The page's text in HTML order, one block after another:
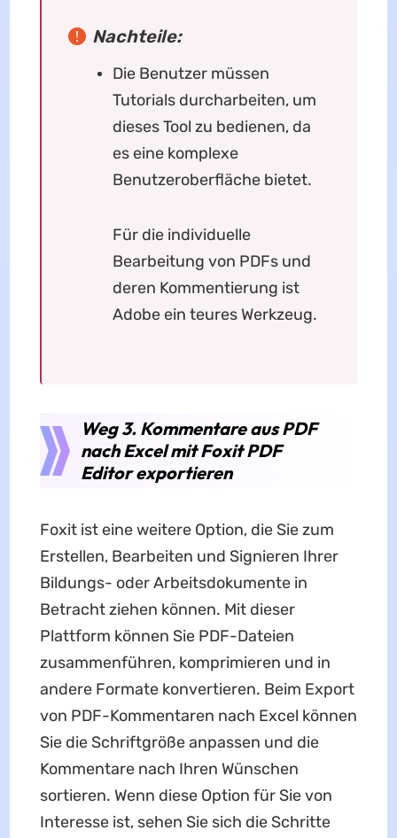
Nachteile:
Die Benutzer müssen
Tutorials durcharbeiten, um
dieses Tool zu bedienen, da
es eine komplexe
Benutzeroberfläche bietet.
Für die individuelle
Bearbeitung von PDFs und
deren Kommentierung ist
Adobe ein teures Werkzeug.
Weg 3. Kommentare aus PDF
nach Excel mit Foxit PDF
Editor exportieren
Foxit ist eine weitere Option, die Sie zum
Erstellen, Bearbeiten und Signieren Ihrer
Bildungs- oder Arbeitsdokumente in
Betracht ziehen können. Mit dieser
Plattform können Sie PDF-Dateien
zusammenführen, komprimieren und in
andere Formate konvertieren. Beim Export
von PDF-Kommentaren nach Excel können
Sie die Schriftgröße anpassen und die
Kommentare nach Ihren Wünschen
sortieren. Wenn diese Option für Sie von
Interesse ist, sehen Sie sich die Schritte